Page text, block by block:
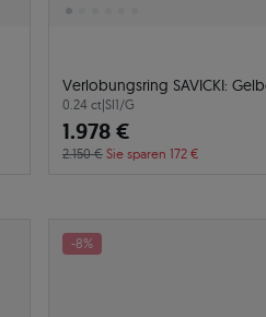
Verlobungsring SAVICKI:
0.24 ct|SI1/G
1.978 €
2.150 € Sie sparen 172 €
-8%